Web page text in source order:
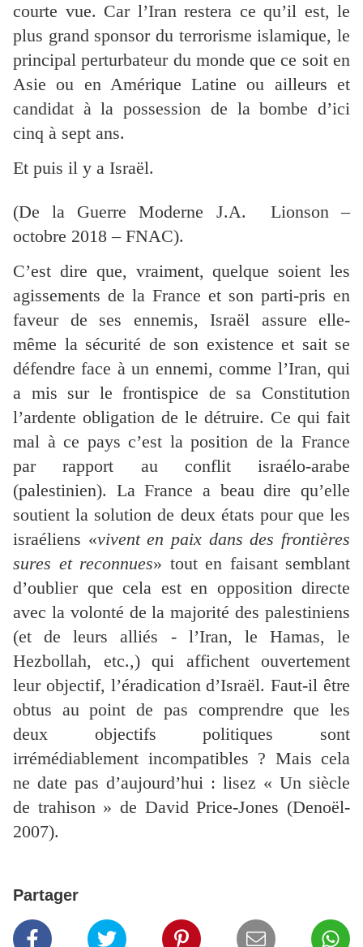
courte vue. Car l’Iran restera ce qu’il est, le
plus grand sponsor du terrorisme islamique, le
principal perturbateur du monde que ce soit en
Asie ou en Amérique Latine ou ailleurs et
candidat à la possession de la bombe d’ici
cinq à sept ans.
Et puis il y a Israël.
(De la Guerre Moderne J.A. Lionson –
octobre 2018 – FNAC).
C’est dire que, vraiment, quelque soient les
agissements de la France et son parti-pris en
faveur de ses ennemis, Israël assure elle-
même la sécurité de son existence et sait se
défendre face à un ennemi, comme l’Iran, qui
a mis sur le frontispice de sa Constitution
l’ardente obligation de le détruire. Ce qui fait
mal à ce pays c’est la position de la France
par rapport au conflit israélo-arabe
(palestinien). La France a beau dire qu’elle
soutient la solution de deux états pour que les
israéliens «vivent en paix dans des frontières
sures et reconnues» tout en faisant semblant
d’oublier que cela est en opposition directe
avec la volonté de la majorité des palestiniens
(et de leurs alliés - l’Iran, le Hamas, le
Hezbollah, etc.,) qui affichent ouvertement
leur objectif, l’éradication d’Israël. Faut-il être
obtus au point de pas comprendre que les
deux objectifs politiques sont
irrémédiablement incompatibles ? Mais cela
ne date pas d’aujourd’hui : lisez « Un siècle
de trahison » de David Price-Jones (Denoël-
2007).
Partager